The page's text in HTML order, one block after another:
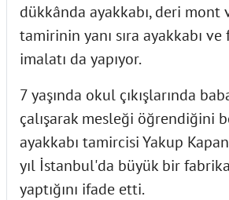
dükkânda ayakkabı, deri mont
tamirinin yanı sıra ayakkabı
imalatı da yapıyor.
7 yaşında okul çıkışlarında
çalışarak mesleği öğrendiğini
ayakkabı tamircisi Yakup
yıl İstanbul'da büyük bir
yaptığını ifade etti.